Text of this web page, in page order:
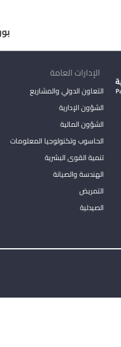
الإدارات العامة
التعاون الدولي والمشاريع
الشؤون الإدارية
الشؤون المالية
الحاسوب وتكنولوجيا المعلومات
تنمية القوى البشرية
الهندسة والصيانة
التمريض
الصيدلية